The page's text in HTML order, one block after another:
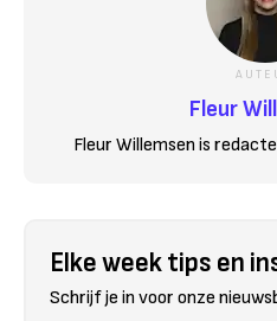
Fleur
Fleur Willemsen is
Elke week tips en
Schrijf je in voor onze